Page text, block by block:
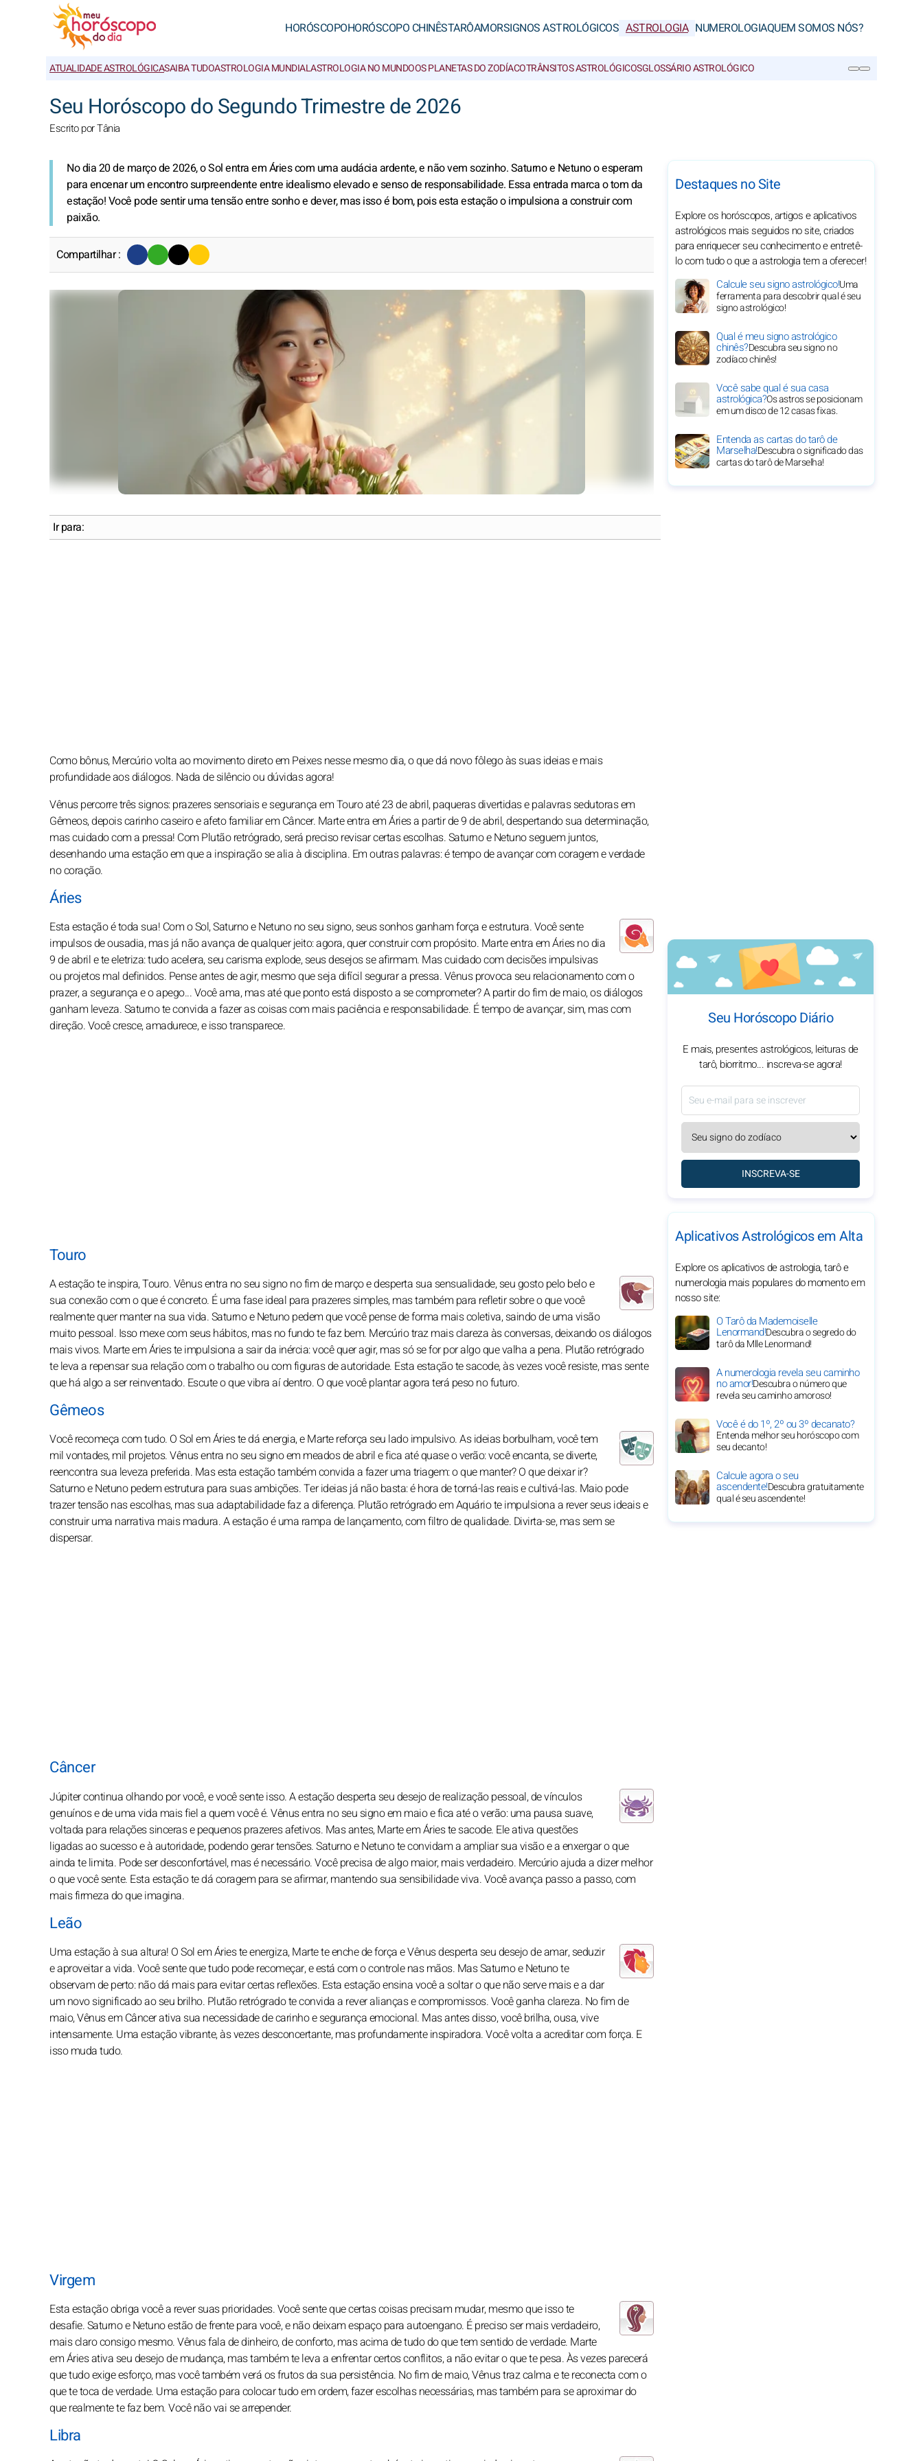
HORÓSCOPOHORÓSCOPO CHINÊSTARÔAMORSIGNOS ASTROLÓGICOS ASTROLOGIA NUMEROLOGIAQUEM SOMOS NÓS?
ATUALIDADE ASTROLÓGICASAIBA TUDOASTROLOGIA MUNDIALASTROLOGIA NO MUNDOOS PLANETAS DO ZODÍACOTRÂNSITOS ASTROLÓGICOSGLOSSÁRIO ASTROLÓGICO
Seu Horóscopo do Segundo Trimestre de 2026
Escrito por Tânia
No dia 20 de março de 2026, o Sol entra em Áries com uma audácia ardente, e não vem sozinho. Saturno e Netuno o esperam
para encenar um encontro surpreendente entre idealismo elevado e senso de responsabilidade. Essa entrada marca o tom da
estação! Você pode sentir uma tensão entre sonho e dever, mas isso é bom, pois esta estação o impulsiona a construir com
paixão.
Compartilhar :
Ir para:
Como bônus, Mercúrio volta ao movimento direto em Peixes nesse mesmo dia, o que dá novo fôlego às suas ideias e mais
profundidade aos diálogos. Nada de silêncio ou dúvidas agora!
Vênus percorre três signos: prazeres sensoriais e segurança em Touro até 23 de abril, paqueras divertidas e palavras sedutoras em
Gêmeos, depois carinho caseiro e afeto familiar em Câncer. Marte entra em Áries a partir de 9 de abril, despertando sua determinação,
mas cuidado com a pressa! Com Plutão retrógrado, será preciso revisar certas escolhas. Saturno e Netuno seguem juntos,
desenhando uma estação em que a inspiração se alia à disciplina. Em outras palavras: é tempo de avançar com coragem e verdade
no coração.
Áries
Esta estação é toda sua! Com o Sol, Saturno e Netuno no seu signo, seus sonhos ganham força e estrutura. Você sente
impulsos de ousadia, mas já não avança de qualquer jeito: agora, quer construir com propósito. Marte entra em Áries no dia
9 de abril e te eletriza: tudo acelera, seu carisma explode, seus desejos se afirmam. Mas cuidado com decisões impulsivas
ou projetos mal definidos. Pense antes de agir, mesmo que seja difícil segurar a pressa. Vênus provoca seu relacionamento com o
prazer, a segurança e o apego... Você ama, mas até que ponto está disposto a se comprometer? A partir do fim de maio, os diálogos
ganham leveza. Saturno te convida a fazer as coisas com mais paciência e responsabilidade. É tempo de avançar, sim, mas com
direção. Você cresce, amadurece, e isso transparece.
Touro
A estação te inspira, Touro. Vênus entra no seu signo no fim de março e desperta sua sensualidade, seu gosto pelo belo e
sua conexão com o que é concreto. É uma fase ideal para prazeres simples, mas também para refletir sobre o que você
realmente quer manter na sua vida. Saturno e Netuno pedem que você pense de forma mais coletiva, saindo de uma visão
muito pessoal. Isso mexe com seus hábitos, mas no fundo te faz bem. Mercúrio traz mais clareza às conversas, deixando os diálogos
mais vivos. Marte em Áries te impulsiona a sair da inércia: você quer agir, mas só se for por algo que valha a pena. Plutão retrógrado
te leva a repensar sua relação com o trabalho ou com figuras de autoridade. Esta estação te sacode, às vezes você resiste, mas sente
que há algo a ser reinventado. Escute o que vibra aí dentro. O que você plantar agora terá peso no futuro.
Gêmeos
Você recomeça com tudo. O Sol em Áries te dá energia, e Marte reforça seu lado impulsivo. As ideias borbulham, você tem
mil vontades, mil projetos. Vênus entra no seu signo em meados de abril e fica até quase o verão: você encanta, se diverte,
reencontra sua leveza preferida. Mas esta estação também convida a fazer uma triagem: o que manter? O que deixar ir?
Saturno e Netuno pedem estrutura para suas ambições. Ter ideias já não basta: é hora de torná-las reais e cultivá-las. Maio pode
trazer tensão nas escolhas, mas sua adaptabilidade faz a diferença. Plutão retrógrado em Aquário te impulsiona a rever seus ideais e
construir uma narrativa mais madura. A estação é uma rampa de lançamento, com filtro de qualidade. Divirta-se, mas sem se
dispersar.
Câncer
Júpiter continua olhando por você, e você sente isso. A estação desperta seu desejo de realização pessoal, de vínculos
genuínos e de uma vida mais fiel a quem você é. Vênus entra no seu signo em maio e fica até o verão: uma pausa suave,
voltada para relações sinceras e pequenos prazeres afetivos. Mas antes, Marte em Áries te sacode. Ele ativa questões
ligadas ao sucesso e à autoridade, podendo gerar tensões. Saturno e Netuno te convidam a ampliar sua visão e a enxergar o que
ainda te limita. Pode ser desconfortável, mas é necessário. Você precisa de algo maior, mais verdadeiro. Mercúrio ajuda a dizer melhor
o que você sente. Esta estação te dá coragem para se afirmar, mantendo sua sensibilidade viva. Você avança passo a passo, com
mais firmeza do que imagina.
Leão
Uma estação à sua altura! O Sol em Áries te energiza, Marte te enche de força e Vênus desperta seu desejo de amar, seduzir
e aproveitar a vida. Você sente que tudo pode recomeçar, e está com o controle nas mãos. Mas Saturno e Netuno te
observam de perto: não dá mais para evitar certas reflexões. Esta estação ensina você a soltar o que não serve mais e a dar
um novo significado ao seu brilho. Plutão retrógrado te convida a rever alianças e compromissos. Você ganha clareza. No fim de
maio, Vênus em Câncer ativa sua necessidade de carinho e segurança emocional. Mas antes disso, você brilha, ousa, vive
intensamente. Uma estação vibrante, às vezes desconcertante, mas profundamente inspiradora. Você volta a acreditar com força. E
isso muda tudo.
Virgem
Esta estação obriga você a rever suas prioridades. Você sente que certas coisas precisam mudar, mesmo que isso te
desafie. Saturno e Netuno estão de frente para você, e não deixam espaço para autoengano. É preciso ser mais verdadeiro,
mais claro consigo mesmo. Vênus fala de dinheiro, de conforto, mas acima de tudo do que tem sentido de verdade. Marte
em Áries ativa seu desejo de mudança, mas também te leva a enfrentar certos conflitos, a não evitar o que te pesa. Às vezes parecerá
que tudo exige esforço, mas você também verá os frutos da sua persistência. No fim de maio, Vênus traz calma e te reconecta com o
que te toca de verdade. Uma estação para colocar tudo em ordem, fazer escolhas necessárias, mas também para se aproximar do
que realmente te faz bem. Você não vai se arrepender.
Libra
Destaques no Site
Explore os horóscopos, artigos e aplicativos
astrológicos mais seguidos no site, criados
para enriquecer seu conhecimento e entretê-
lo com tudo o que a astrologia tem a oferecer!
Calcule seu signo astrológico!Uma
ferramenta para descobrir qual é seu
signo astrológico!
Qual é meu signo astrológico
chinês?Descubra seu signo no
zodíaco chinês!
Você sabe qual é sua casa
astrológica?Os astros se posicionam
em um disco de 12 casas fixas.
Entenda as cartas do tarô de
Marselha!Descubra o significado das
cartas do tarô de Marselha!
Seu Horóscopo Diário
E mais, presentes astrológicos, leituras de
tarô, biorritmo... inscreva-se agora!
INSCREVA-SE
Aplicativos Astrológicos em Alta
Explore os aplicativos de astrologia, tarô e
numerologia mais populares do momento em
nosso site:
O Tarô da Mademoiselle
Lenormand!Descubra o segredo do
tarô da Mlle Lenormand!
A numerologia revela seu caminho
no amor!Descubra o número que
revela seu caminho amoroso!
Você é do 1º, 2º ou 3º decanato?
Entenda melhor seu horóscopo com
seu decanto!
Calcule agora o seu
ascendente!Descubra gratuitamente
qual é seu ascendente!